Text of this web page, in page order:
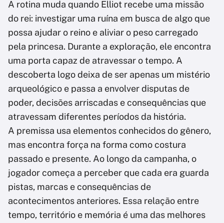
A rotina muda quando Elliot recebe uma missão
do rei: investigar uma ruína em busca de algo que
possa ajudar o reino e aliviar o peso carregado
pela princesa. Durante a exploração, ele encontra
uma porta capaz de atravessar o tempo. A
descoberta logo deixa de ser apenas um mistério
arqueológico e passa a envolver disputas de
poder, decisões arriscadas e consequências que
atravessam diferentes períodos da história.
A premissa usa elementos conhecidos do gênero,
mas encontra força na forma como costura
passado e presente. Ao longo da campanha, o
jogador começa a perceber que cada era guarda
pistas, marcas e consequências de
acontecimentos anteriores. Essa relação entre
tempo, território e memória é uma das melhores